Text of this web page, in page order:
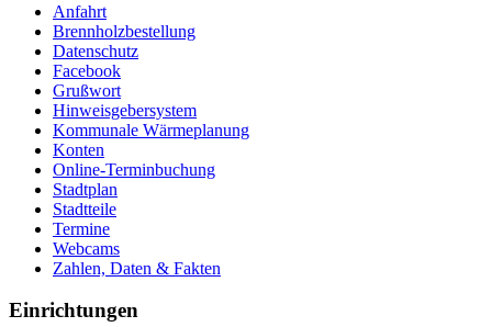
Anfahrt
Brennholzbestellung
Datenschutz
Facebook
Grußwort
Hinweisgebersystem
Kommunale Wärmeplanung
Konten
Online-Terminbuchung
Stadtplan
Stadtteile
Termine
Webcams
Zahlen, Daten & Fakten
Einrichtungen